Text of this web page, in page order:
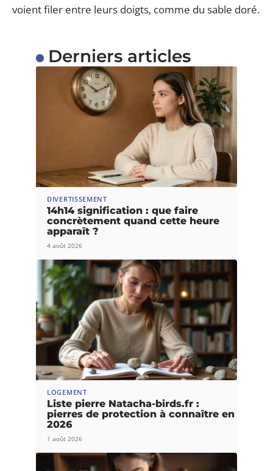
voient filer entre leurs doigts, comme du sable doré.
Derniers articles
DIVERTISSEMENT
14h14 signification : que faire
concrètement quand cette heure
apparaît ?
4 août 2026
LOGEMENT
Liste pierre Natacha-birds.fr :
pierres de protection à connaître en
2026
1 août 2026